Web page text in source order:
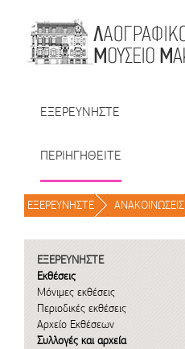
ΕΞΕΡΕΥΝΗΣΤΕ
ΠΕΡΙΗΓΗΘΕΙΤΕ
ΕΞΕΡΕΥΝΗΣΤΕ / ΑΝΑΚΟΙΝΩΣΕΙΣ
ΕΞΕΡΕΥΝΗΣΤΕ
Εκθέσεις
Μόνιμες εκθέσεις
Περιοδικές εκθέσεις
Αρχείο Εκθέσεων
Συλλογές και αρχεία